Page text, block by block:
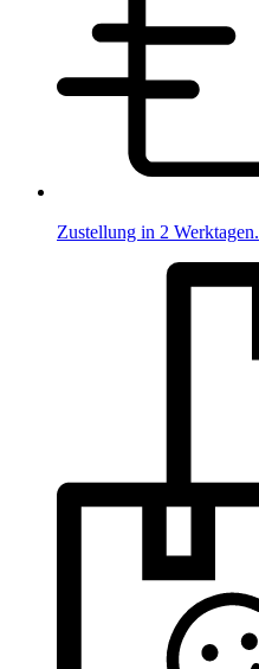
Zustellung in 2 Werktagen.